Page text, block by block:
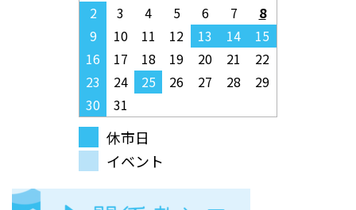
2
3 4 5 6 7
8
9
10 11 12 13 14
15
16
17 18 19 20 21
22
23
24 25 26 27 28
29
30
31
休市日
イベント